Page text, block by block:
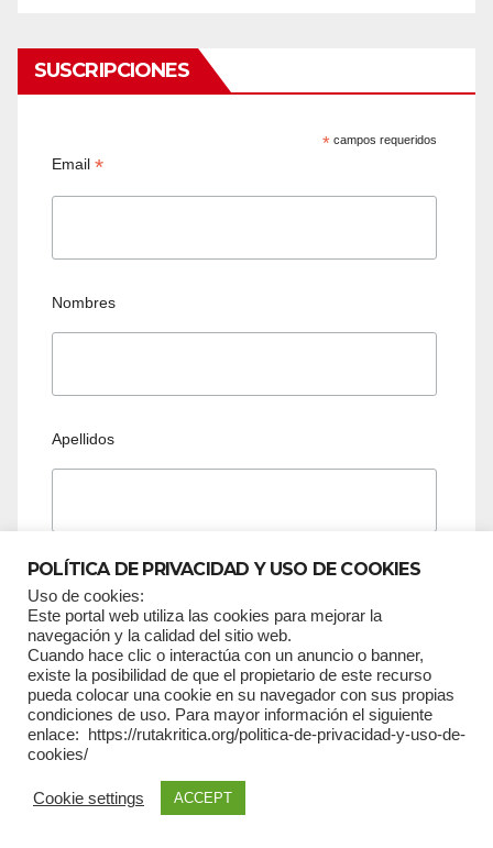
SUSCRIPCIONES
* campos requeridos
Email*
Nombres
Apellidos
cumpleaños
/
( dd / mm )
Formato Email
text
POLÍTICA DE PRIVACIDAD Y USO DE COOKIES
Uso de cookies:
Este portal web utiliza las cookies para mejorar la
navegación y la calidad del sitio web.
Cuando hace clic o interactúa con un anuncio o banner,
existe la posibilidad de que el propietario de este recurso
pueda colocar una cookie en su navegador con sus propias
condiciones de uso. Para mayor información el siguiente
enlace: https://rutakritica.org/politica-de-privacidad-y-uso-de-
cookies/
Cookie settings ACCEPT